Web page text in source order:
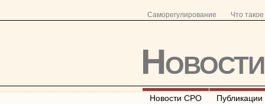
Саморегулирование Что
Новости СРО Публикации